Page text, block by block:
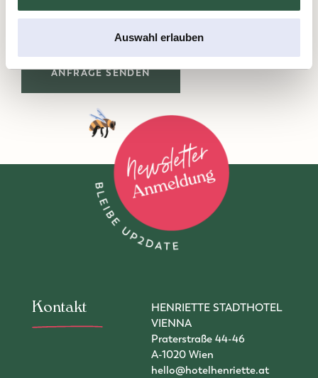
Auswahl erlauben
verarbeitet werden. Unsere Datenschutzerklärung
ANFRAGE SENDEN
Kontakt
HENRIETTE STADTHOTEL
VIENNA
Praterstraße 44-46
A-1020 Wien
hello@hotelhenriette.at